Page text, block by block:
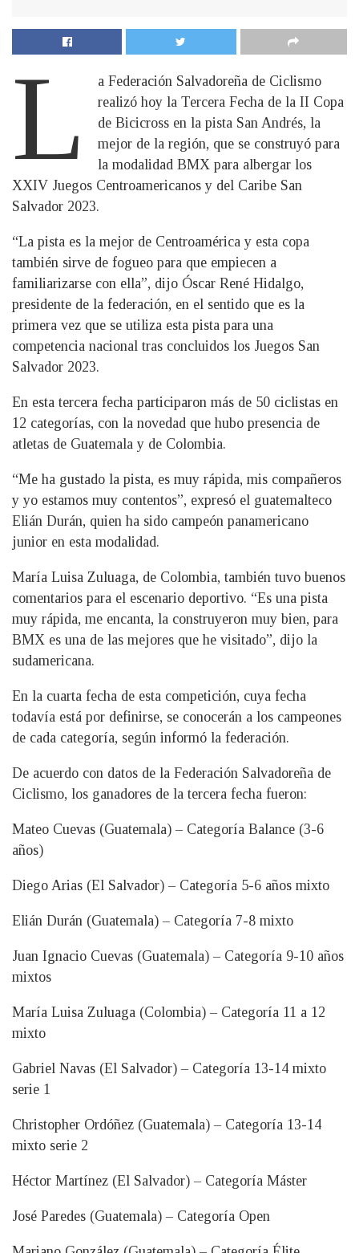
L
a Federación Salvadoreña de Ciclismo
realizó hoy la Tercera Fecha de la II Copa
de Bicicross en la pista San Andrés, la
mejor de la región, que se construyó para
la modalidad BMX para albergar los
XXIV Juegos Centroamericanos y del Caribe San
Salvador 2023.
“La pista es la mejor de Centroamérica y esta copa
también sirve de fogueo para que empiecen a
familiarizarse con ella”, dijo Óscar René Hidalgo,
presidente de la federación, en el sentido que es la
primera vez que se utiliza esta pista para una
competencia nacional tras concluidos los Juegos San
Salvador 2023.
En esta tercera fecha participaron más de 50 ciclistas en
12 categorías, con la novedad que hubo presencia de
atletas de Guatemala y de Colombia.
“Me ha gustado la pista, es muy rápida, mis compañeros
y yo estamos muy contentos”, expresó el guatemalteco
Elián Durán, quien ha sido campeón panamericano
junior en esta modalidad.
María Luisa Zuluaga, de Colombia, también tuvo buenos
comentarios para el escenario deportivo. “Es una pista
muy rápida, me encanta, la construyeron muy bien, para
BMX es una de las mejores que he visitado”, dijo la
sudamericana.
En la cuarta fecha de esta competición, cuya fecha
todavía está por definirse, se conocerán a los campeones
de cada categoría, según informó la federación.
De acuerdo con datos de la Federación Salvadoreña de
Ciclismo, los ganadores de la tercera fecha fueron:
Mateo Cuevas (Guatemala) – Categoría Balance (3-6
años)
Diego Arias (El Salvador) – Categoría 5-6 años mixto
Elián Durán (Guatemala) – Categoría 7-8 mixto
Juan Ignacio Cuevas (Guatemala) – Categoría 9-10 años
mixtos
María Luisa Zuluaga (Colombia) – Categoría 11 a 12
mixto
Gabriel Navas (El Salvador) – Categoría 13-14 mixto
serie 1
Christopher Ordóñez (Guatemala) – Categoría 13-14
mixto serie 2
Héctor Martínez (El Salvador) – Categoría Máster
José Paredes (Guatemala) – Categoría Open